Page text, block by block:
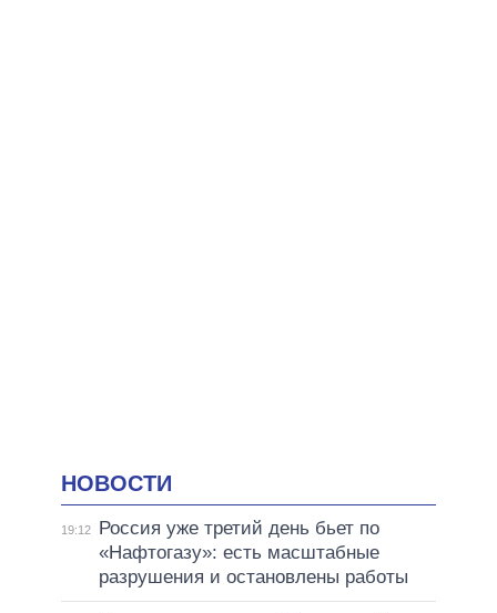
НОВОСТИ
19:12
Россия уже третий день бьет по
«Нафтогазу»: есть масштабные
разрушения и остановлены работы